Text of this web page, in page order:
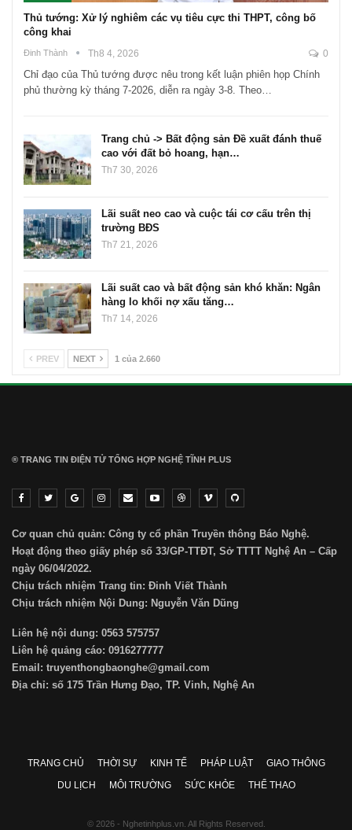
Thủ tướng: Xử lý nghiêm các vụ tiêu cực thi THPT, công bố
công khai
Đinh Thành Th8 4, 2026 0
Chỉ đạo của Thủ tướng được nêu trong kết luận phiên họp Chính
phủ thường kỳ tháng 7-2026, diễn ra ngày 3-8. Theo…
Trang chủ -> Bất động sản Đề xuất đánh thuế
cao với đất bỏ hoang, hạn…
Th7 30, 2026
Lãi suất neo cao và cuộc tái cơ cấu trên thị
trường BĐS
Th7 21, 2026
Lãi suất cao và bất động sản khó khăn: Ngân
hàng lo khối nợ xấu tăng…
Th7 14, 2026
PREV NEXT 1 của 2.660
® TRANG TIN ĐIỆN TỬ ТỔNG HỢP NGHỆ TĨNH PLUS
Cơ quan chủ quản: Công ty cổ phần Truyền thông Báo Nghệ.
Hoạt động theo giấy phép số 33/GP-TTĐT, Sở TTTT Nghệ An – Cấp
ngày 06/04/2022.
Chịu trách nhiệm Trang tin: Đinh Viết Thành
Chịu trách nhiệm Nội Dung: Nguyễn Văn Dũng
Liên hệ nội dung: 0563 575757
Liên hệ quảng cáo: 0916277777
Email: truyenthongbaonghe@gmail.com
Địa chỉ: số 175 Trần Hưng Đạo, TP. Vinh, Nghệ An
TRANG CHỦ THỜI SỰ KINH TẾ PHÁP LUẬT
GIAO THÔNG
DU LỊCH
MÔI TRƯỜNG SỨC KHỎE THỂ THAO
© 2026 - Nghetinhplus.vn. All Rights Reserved.